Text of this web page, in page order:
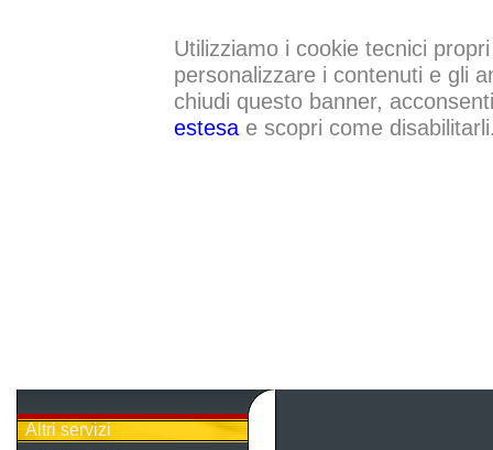
Utilizziamo i cookie tecnici
personalizzare i contenuti e gli
chiudi questo banner,
estesae scopri come
Altri servizi